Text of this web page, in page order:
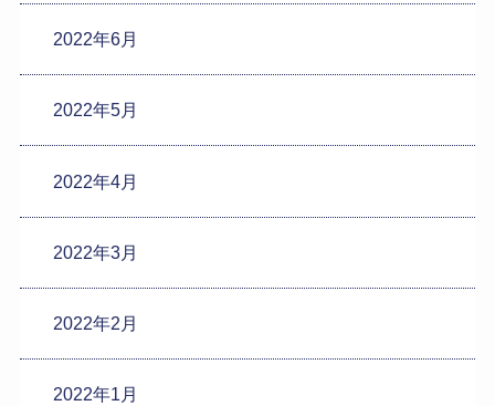
2022年6月
2022年5月
2022年4月
2022年3月
2022年2月
2022年1月